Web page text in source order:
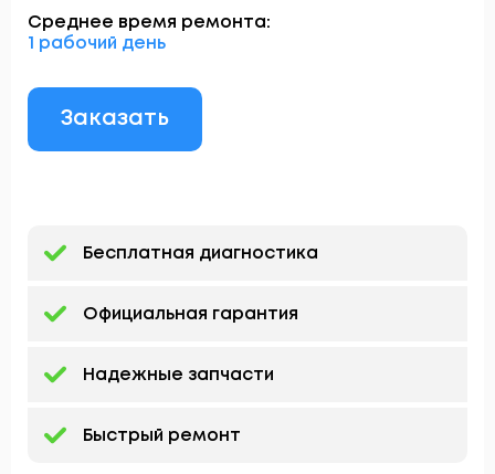
Среднее время ремонта:
1 рабочий день
Заказать
Бесплатная диагностика
Официальная гарантия
Надежные запчасти
Быстрый ремонт